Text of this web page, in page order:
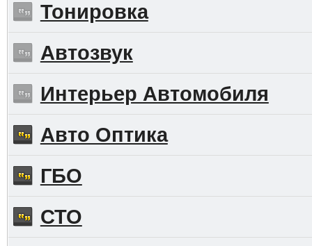
Тонировка
Автозвук
Интерьер Автомобиля
Авто Оптика
ГБО
СТО